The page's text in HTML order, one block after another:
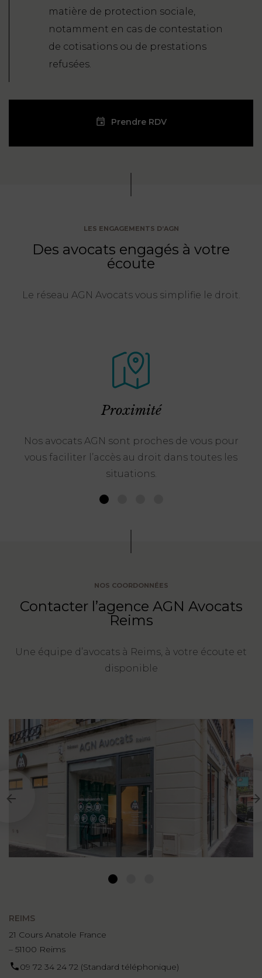
matière de protection sociale,
notamment en cas de contestation
de cotisations ou de prestations
refusées.
Prendre RDV
LES ENGAGEMENTS D’AGN
Des avocats engagés à votre
écoute
Le réseau AGN Avocats vous simplifie le droit.
Proximité
Nos avocats AGN sont proches de vous pour
vous faciliter l’accès au droit dans toutes les
situations.
NOS COORDONNÉES
Contacter l’agence AGN Avocats
Reims
Une équipe d’avocats à Reims, à votre écoute et
disponible
REIMS
21 Cours Anatole France
– 51100 Reims
09 72 34 24 72 (Standard téléphonique)